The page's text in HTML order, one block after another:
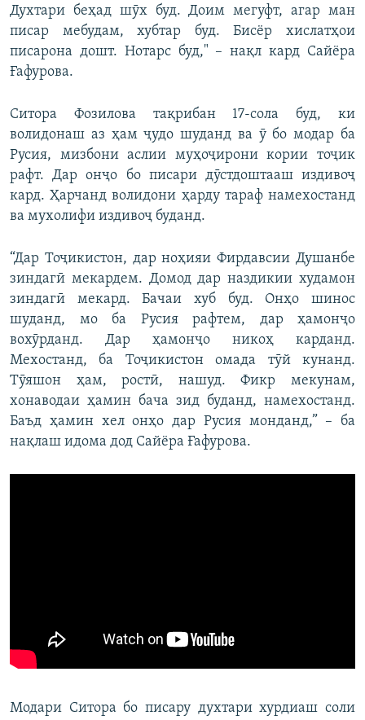
Духтари беҳад шӯх буд. Доим мегуфт, агар ман
писар мебудам, хубтар буд. Бисёр хислатҳои
писарона дошт. Нотарс буд," – нақл кард Сайёра
Ғафурова.
Ситора Фозилова тақрибан 17-сола буд, ки
волидонаш аз ҳам ҷудо шуданд ва ӯ бо модар ба
Русия, мизбони аслии муҳоҷирони кории тоҷик
рафт. Дар онҷо бо писари дӯстдоштааш издивоҷ
кард. Ҳарчанд волидони ҳарду тараф намехостанд
ва мухолифи издивоҷ буданд.
“Дар Тоҷикистон, дар ноҳияи Фирдавсии Душанбе
зиндагӣ мекардем. Домод дар наздикии худамон
зиндагӣ мекард. Бачаи хуб буд. Онҳо шинос
шуданд, мо ба Русия рафтем, дар ҳамонҷо
вохӯрданд. Дар ҳамонҷо никоҳ карданд.
Мехостанд, ба Тоҷикистон омада тӯй кунанд.
Тӯяшон ҳам, ростӣ, нашуд. Фикр мекунам,
хонаводаи ҳамин бача зид буданд, намехостанд.
Баъд ҳамин хел онҳо дар Русия монданд,” – ба
нақлаш идома дод Сайёра Ғафурова.
Модари Ситора бо писару духтари хурдиаш соли